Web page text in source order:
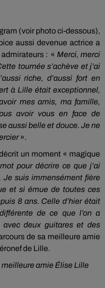
(voir photo ci-dessous),
aussi devenue actrice a
: « Merci, merci
tournée s’achève et j’ai
riche, d’aussi fort en
à Lille était exceptionnel,
mes amis, ma famille,
avoir vous en face de
aussi belle et douce. Je ne
».
un moment « magique
pour décrire ce que j’ai
Je suis immensément fière
et si émue de toutes ces
8 ans. Celle d’hier était
de ce que l’on a
deux guitares et des
de sa meilleure amie
de Lille.
meilleure amie Élise Lille